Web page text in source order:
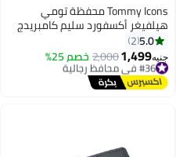
Tommy Icons محفظة تومي
هيلفيغر أكسفورد سليم كامبريدج
من الجلد الطبيعي ثلاثية الطي
للرجال باللون الأسود
5.0
2
1,499
2,000خصم 25% #36 في محافظ رجالية
توصيل مجاني
#36 في محافظ رجالية